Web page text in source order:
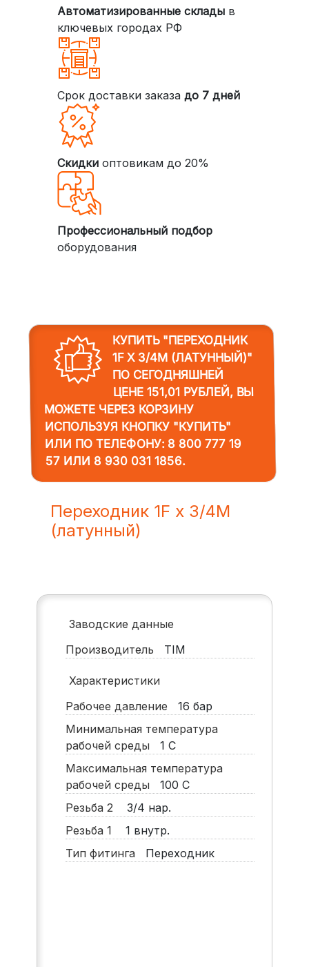
Автоматизированные складыв
ключевых городах РФ
Срок доставки заказа до 7 дней
Скидкиоптовикам до 20%
Профессиональный подбор
оборудования
КУПИТЬ "ПЕРЕХОДНИК
1F Х 3/4M (ЛАТУННЫЙ)"
ПО СЕГОДНЯШНЕЙ
ЦЕНЕ 151,01 РУБЛЕЙ, ВЫ
МОЖЕТЕ ЧЕРЕЗ КОРЗИНУ
ИСПОЛЬЗУЯ КНОПКУ "КУПИТЬ"
ИЛИ ПО ТЕЛЕФОНУ: 8 800 777 19
57ИЛИ 8 930 031 1856.
Переходник 1F х 3/4M
(латунный)
Заводские данные
Производитель
TIM
Характеристики
Рабочее давление
16 бар
Минимальная температура
рабочей среды
1 С
Максимальная температура
рабочей среды
100 С
Резьба 2
3/4 нар.
Резьба 1
1 внутр.
Тип фитинга
Переходник